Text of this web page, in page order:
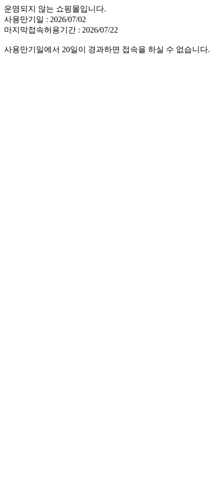
운영되지 않는 쇼핑몰입니다.
사용만기일 : 2026/07/02
마지막접속허용기간 : 2026/07/22
사용만기일에서 20일이 경과하면 접속을 하실 수 없습니다.